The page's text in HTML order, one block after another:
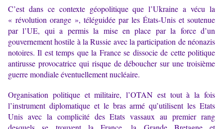
C’est dans ce contexte géopolitique que l’Ukraine a vécu la
« révolution orange », téléguidée par les États-Unis et soutenue
par l’UE, qui a permis la mise en place par la force d’un
gouvernement hostile à la Russie avec la participation de néonazis
notoires. Il est temps que la France se dissocie de cette politique
antirusse provocatrice qui risque de déboucher sur une troisième
guerre mondiale éventuellement nucléaire.
Organisation politique et militaire, l’OTAN est tout à la fois
l’instrument diplomatique et le bras armé qu’utilisent les Etats
Unis avec la complicité des Etats vassaux au premier rang